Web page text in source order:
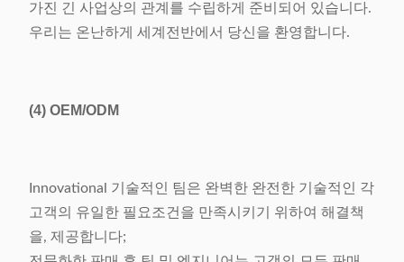
가진 긴 사업상의 관계를 수립하게 준비되어 있습니다.
우리는 온난하게 세계전반에서 당신을 환영합니다.
(4) OEM/ODM
Innovational 기술적인 팀은 완벽한 완전한 기술적인 각
고객의 유일한 필요조건을 만족시키기 위하여 해결책
을, 제공합니다;